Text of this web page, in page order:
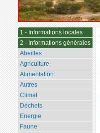
1 - Informations locales
2 - Informations générales
Abeilles
Agriculture.
Alimentation
Autres
Climat
Déchets
Energie
Faune